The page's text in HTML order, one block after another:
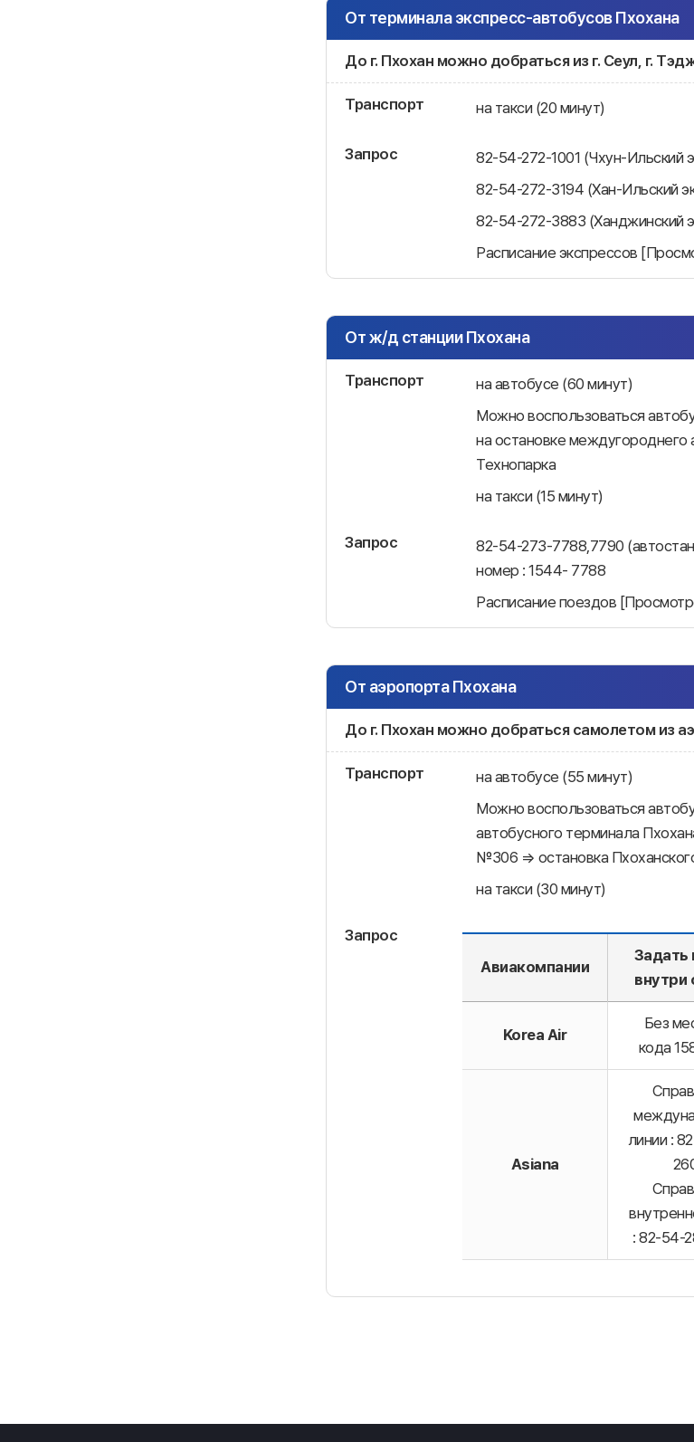
От терминала экспресс-автобусов Пхохана
До г. Пхохан можно добраться из г. Сеул, г.
Транспорт на такси (20 минут)
Запрос
82-54-272-1001 (Чхун-Ильский
82-54-272-3194 (Хан-Ильский
82-54-272-3883 (Ханджинский
Расписание экспрессов
От ж/д станции Пхохана
Транспорт
на автобусе (60 минут)
Можно воспользоваться
на остановке междугороднего
Технопарка
на такси (15 минут)
Запрос
82-54-273-7788,7790
номер : 1544- 7788
Расписание поездов
От аэропорта Пхохана
До г. Пхохан можно добраться самолетом из
Транспорт
на автобусе (55 минут)
Можно воспользоваться
автобусного терминала
№306 ⇒ остановка
на такси (30 минут)
Запрос
Авиакомпании
Задать
внутри
Korea Air
Без
кода
Asiana
линии :
: 82-54-